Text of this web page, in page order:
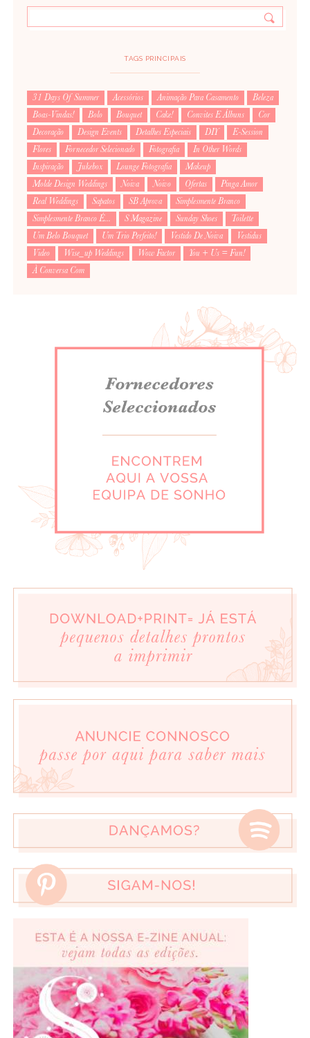
TAGS PRINCIPAIS
31 Days Of Summer Acessórios Animação Para Casamento
Beleza
Boas-Vindas!
Bolo Bouquet Cake! Convites E Álbuns
Cor
Decoração
Design Events Detalhes Especiais DIY
E-Session
Flores
Fornecedor Selecionado Fotografia
In Other Words
Inspiração
Jukebox Lounge Fotografia
Makeup
Molde Design Weddings
Noiva Noivo Ofertas
Pinga Amor
Real Weddings
Sapatos SB Aprova
Simplesmente Branco
Simplesmente Branco É...
S Magazine Sunday Shoes
Toilette
Um Belo Bouquet
Um Trio Perfeito! Vestido De Noiva
Vestidus
Video
Wise_up Weddings Wow Factor
You + Us = Fun!
À Conversa Com